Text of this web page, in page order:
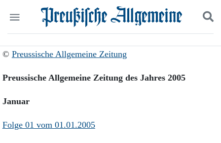
Politik
Wirtschaft
Panorama
Ostpreußen
Suchen und finden
© Preussische Allgemeine Zeitung
Preussische Allgemeine Zeitung des Jahres 2005
Januar
Folge 01 vom 01.01.2005